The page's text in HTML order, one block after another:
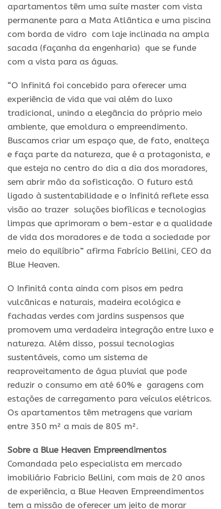
apartamentos têm uma suíte master com vista
permanente para a Mata Atlântica e uma piscina
com borda de vidro com laje inclinada na ampla
sacada (façanha da engenharia) que se funde
com a vista para as águas.
“O Infinitá foi concebido para oferecer uma
experiência de vida que vai além do luxo
tradicional, unindo a elegância do próprio meio
ambiente, que emoldura o empreendimento.
Buscamos criar um espaço que, de fato, enalteça
e faça parte da natureza, que é a protagonista, e
que esteja no centro do dia a dia dos moradores,
sem abrir mão da sofisticação. O futuro está
ligado à sustentabilidade e o Infinitá reflete essa
visão ao trazer soluções biofílicas e tecnologias
limpas que aprimoram o bem-estar e a qualidade
de vida dos moradores e de toda a sociedade por
meio do equilíbrio” afirma Fabrício Bellini, CEO da
Blue Heaven.
O Infinitá conta ainda com pisos em pedra
vulcânicas e naturais, madeira ecológica e
fachadas verdes com jardins suspensos que
promovem uma verdadeira integração entre luxo e
natureza. Além disso, possui tecnologias
sustentáveis, como um sistema de
reaproveitamento de água pluvial que pode
reduzir o consumo em até 60% e garagens com
estações de carregamento para veículos elétricos.
Os apartamentos têm metragens que variam
entre 350 m² a mais de 805 m².
Sobre a Blue Heaven Empreendimentos
Comandada pelo especialista em mercado
imobiliário Fabricio Bellini, com mais de 20 anos
de experiência, a Blue Heaven Empreendimentos
tem a missão de oferecer um jeito de morar